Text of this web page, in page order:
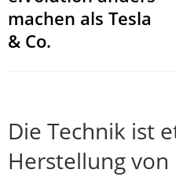
machen als Tesla
& Co.
Die Technik ist
Herstellung